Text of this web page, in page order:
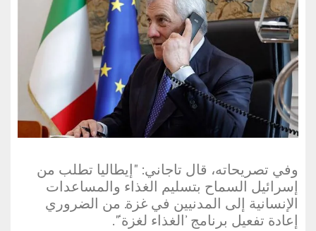
وفي تصريحاته، قال تاجاني: "إيطاليا تطلب من
إسرائيل السماح بتسليم الغذاء والمساعدات
الإنسانية إلى المدنيين في غزة. من الضروري
إعادة تفعيل برنامج ’الغذاء لغزة‘".